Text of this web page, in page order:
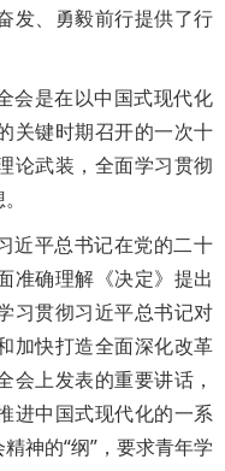
发、勇毅前行提供了行
会是在以中国式现代化
关键时期召开的一次十
论武装，全面学习贯彻
近平总书记在党的二十
准确理解《决定》提出
习贯彻习近平总书记对
加快打造全面深化改革
会上发表的重要讲话，
进中国式现代化的一系
神的“纲”，要求青年学